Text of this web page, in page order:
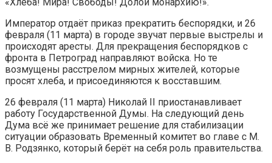
«Хлеба! Мира! Свободы! Долой монархию!».
Император отдаёт приказ прекратить беспорядки, и 26
февраля (11 марта) в городе звучат первые выстрелы и
происходят аресты. Для прекращения беспорядков с
фронта в Петроград направляют войска. Но те
возмущены расстрелом мирных жителей, которые
просят хлеба, и присоединяются к восставшим.
26 февраля (11 марта) Николай II приостанавливает
работу Государственной Думы. На следующий день
Дума всё же принимает решение для стабилизации
ситуации образовать Временный комитет во главе с М.
В. Родзянко, который берёт на себя роль правительства.